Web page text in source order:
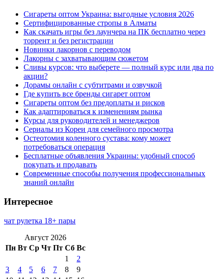
Сигареты оптом Украина: выгодные условия 2026
Сертифицированные стропы в Алматы
Как скачать игры без лаунчера на ПК бесплатно через
торрент и без регистрации
Новинки лакорнов с переводом
Лакорны с захватывающим сюжетом
Сливы курсов: что выберете — полный курс или два по
акции?
Дорамы онлайн с субтитрами и озвучкой
Где купить все бренды сигарет оптом
Сигареты оптом без предоплаты и рисков
Как адаптироваться к изменениям рынка
Курсы для руководителей и менеджеров
Сериалы из Кореи для семейного просмотра
Остеотомия коленного сустава: кому может
потребоваться операция
Бесплатные объявления Украины: удобный способ
покупать и продавать
Современные способы получения профессиональных
знаний онлайн
Интересное
чат рулетка 18+ пары
Август 2026
Пн Вт Ср Чт Пт Сб Вс
1
2
3
4 5 6 7 8
9